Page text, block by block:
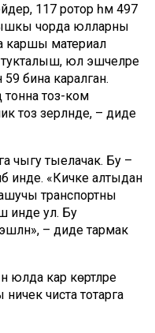
117 ротор һәм 497
чорда юлларны
каршы материал
юл эшчеләре
59 бина каралган.
тонна тоз-ком
тоз әзерләнде, – диде
чыгу тыелачак. Бу –
инде. «Кичке алтыдан
транспортны
инде ул. Бу
– диде тармак
кар көртләре
чиста тотарга